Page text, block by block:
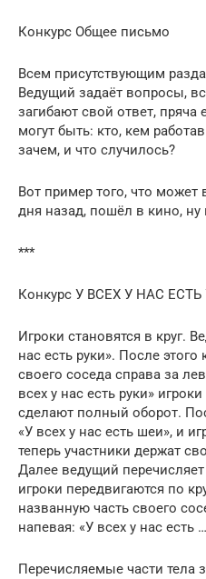
Конкурс Общее письмо
Всем присутствующим
Ведущий задаёт вопросы,
загибают свой ответ, пряча
могут быть: кто, кем
зачем, и что случилось?
Вот пример того, что
дня назад, пошёл в кино, ну
***
Конкурс У ВСЕХ У НАС
Игроки становятся в круг.
нас есть руки». После
своего соседа справа за
всех у нас есть руки»
сделают полный оборот.
«У всех у нас есть шеи», и
теперь участники держат
Далее ведущий
игроки передвигаются по
названную часть своего
напевая: «У всех у нас есть
Перечисляемые части тела